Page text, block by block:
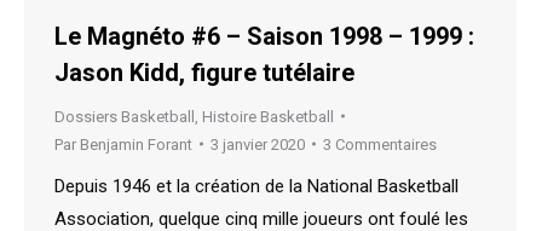
Le Magnéto #6 – Saison 1998 – 1999 :
Jason Kidd, figure tutélaire
Dossiers Basketball Histoire Basketball
Par Benjamin Forant 3 janvier 2020 3 Commentaires
Depuis 1946 et la création de la National Basketball
Association, quelque cinq mille joueurs ont foulé les